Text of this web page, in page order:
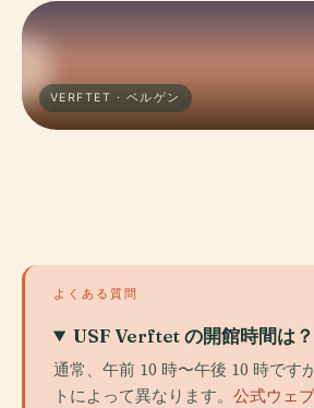
VERFTET · ベルゲン
よくある質問
USF Verftet の開館時間は？
通常、午前 10 時〜午後 10 時です
トによって異なります。 公式ウェ